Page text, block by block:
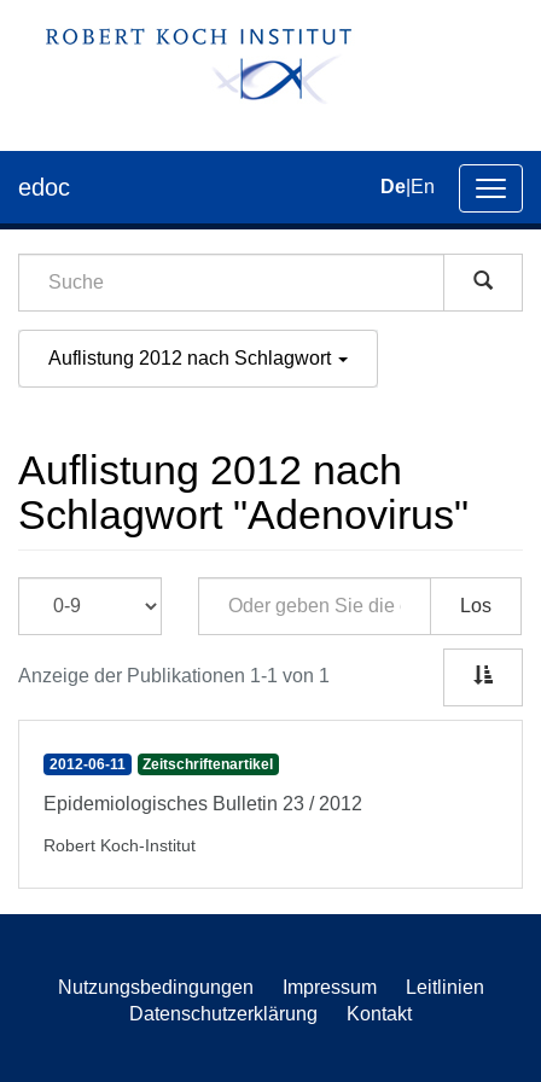
der
edoc De En
Auflistung 2012 nach Schlagwort
Auflistung 2012 nach
Schlagwort "Adenovirus"
Los
Anzeige der Publikationen 1-1 von 1
2012-06-11 Zeitschriftenartikel
Epidemiologisches Bulletin 23 / 2012
Robert Koch-Institut
Nutzungsbedingungen Impressum
Leitlinien
Datenschutzerklärung
Kontakt